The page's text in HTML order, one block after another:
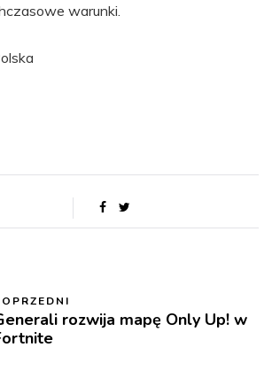
warunki.
rozwija mapę Only Up! w